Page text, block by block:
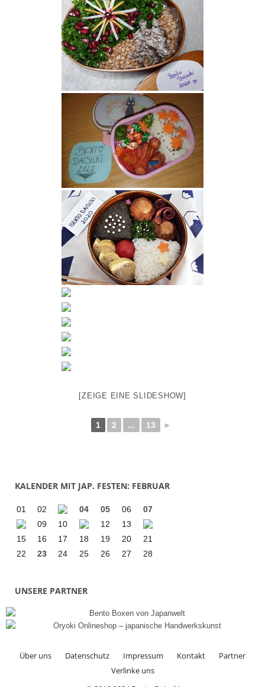
[ZEIGE EINE SLIDESHOW]
1 2 ... 13 ►
KALENDER MIT JAP. FESTEN: FEBRUAR
01 02 04 05 06
07
09
10 12
13
15
16 17 18 19 20
21
22
23 24 25 26 27 28
UNSERE PARTNER
Über uns Datenschutz Impressum Kontakt
Partner
Verlinke uns